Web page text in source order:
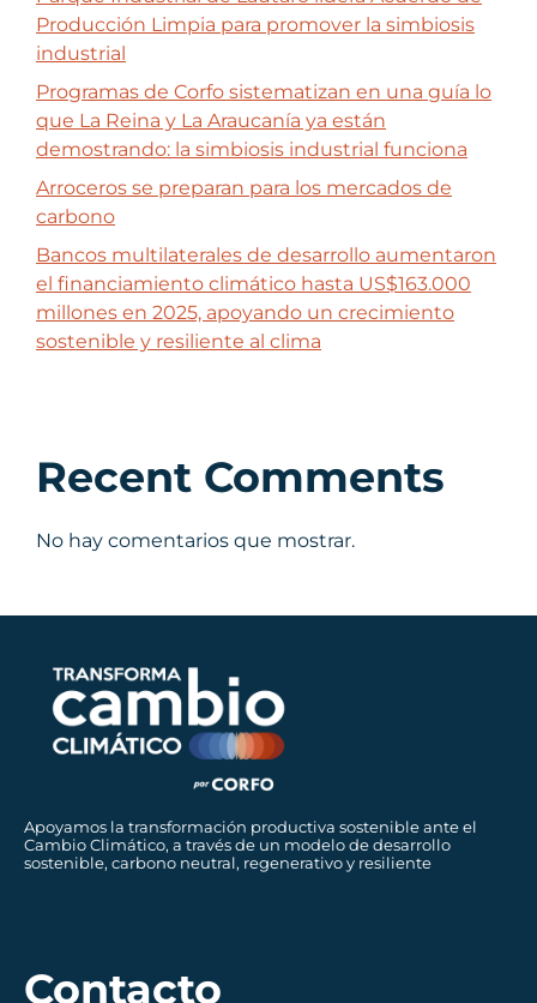
Producción Limpia para promover la simbiosis
industrial
Programas de Corfo sistematizan en una guía lo
que La Reina y La Araucanía ya están
demostrando: la simbiosis industrial funciona
Arroceros se preparan para los mercados de
carbono
Bancos multilaterales de desarrollo aumentaron
el financiamiento climático hasta US$163.000
millones en 2025, apoyando un crecimiento
sostenible y resiliente al clima
Recent Comments
No hay comentarios que mostrar.
Apoyamos la transformación productiva sostenible ante el
Cambio Climático, a través de un modelo de desarrollo
sostenible, carbono neutral, regenerativo y resiliente
Contacto